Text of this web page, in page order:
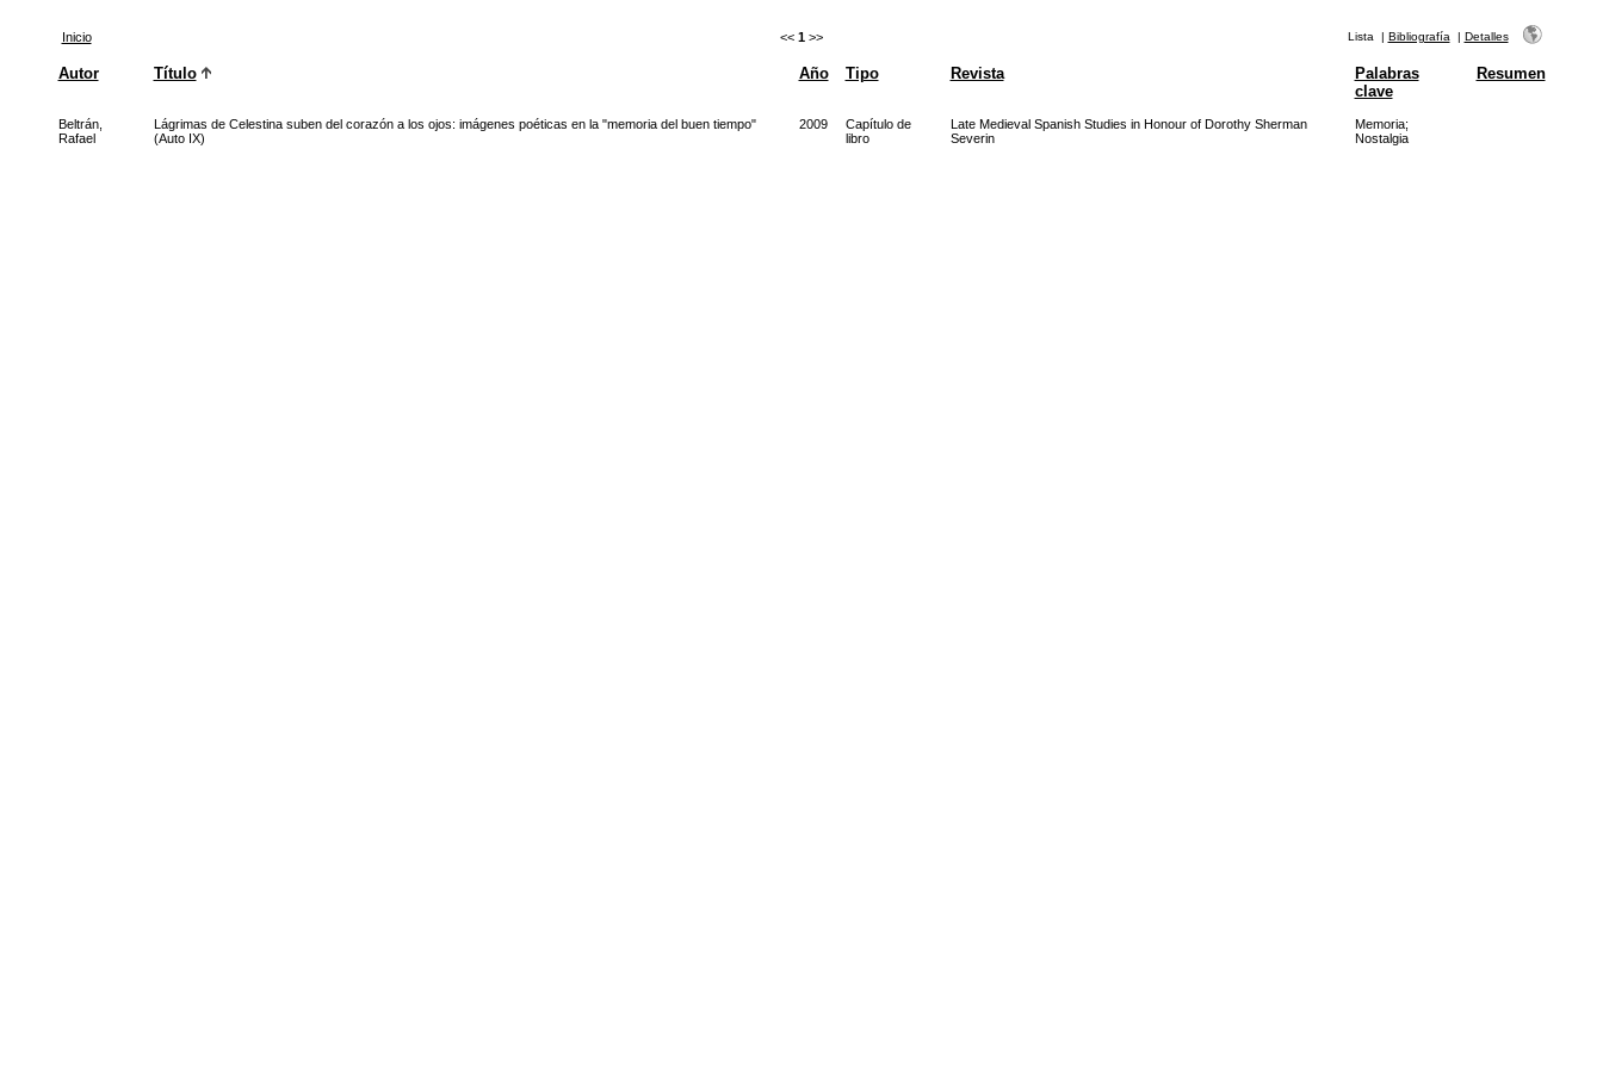
Inicio << 1 >> Lista | Bibliografía | Detalles
Autor Título Año Tipo Revista
Palabras
clave
Resumen
Beltrán,
Rafael
Lágrimas de Celestina suben del corazón a los ojos: imágenes poéticas en la "memoria del buen tiempo"
(Auto IX)
2009
Capítulo de
libro
Late Medieval Spanish Studies in Honour of Dorothy Sherman
Severin
Memoria;
Nostalgia